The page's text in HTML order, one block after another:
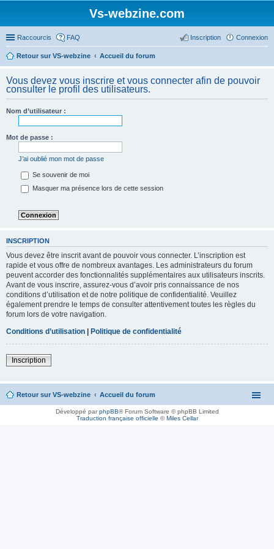
Vs-webzine.com
Raccourcis FAQ Connexion
Inscription
Retour sur VS-webzine Accueil du forum
Vous devez vous inscrire et vous connecter afin de pouvoir
consulter le profil des utilisateurs.
Nom d’utilisateur :
Mot de passe :
J’ai oublié mon mot de passe
Se souvenir de moi
Masquer ma présence lors de cette session
INSCRIPTION
Vous devez être inscrit avant de pouvoir vous connecter. L’inscription est
rapide et vous offre de nombreux avantages. Les administrateurs du forum
peuvent accorder des fonctionnalités supplémentaires aux utilisateurs inscrits.
Avant de vous inscrire, assurez-vous d’avoir pris connaissance de nos
conditions d’utilisation et de notre politique de confidentialité. Veuillez
également prendre le temps de consulter attentivement toutes les règles du
forum lors de votre navigation.
Conditions d’utilisation | Politique de confidentialité
Inscription
Retour sur VS-webzine Accueil du forum
Développé parphpBB® Forum Software © phpBB Limited
Traduction française officielle ©Miles Cellar